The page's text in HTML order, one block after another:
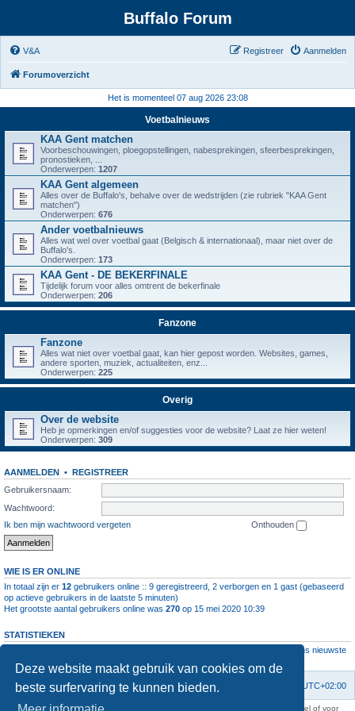
Deze website maakt gebruik van cookies om de
beste surfervaring te kunnen bieden.
Buffalo Forum
V&A Aanmelden
Registreer
Forumoverzicht
Het is momenteel 07 aug 2026 23:08
Voetbalnieuws
KAA Gent matchen
Voorbeschouwingen, ploegopstellingen, nabesprekingen, sfeerbesprekingen,
pronostieken, ...
Onderwerpen: 1207
KAA Gent algemeen
Alles over de Buffalo's, behalve over de wedstrijden (zie rubriek "KAA Gent
matchen")
Onderwerpen: 676
Ander voetbalnieuws
Alles wat wel over voetbal gaat (Belgisch & internationaal), maar niet over de
Buffalo's.
Onderwerpen: 173
KAA Gent - DE BEKERFINALE
Tijdelijk forum voor alles omtrent de bekerfinale
Onderwerpen: 206
Fanzone
Fanzone
Alles wat niet over voetbal gaat, kan hier gepost worden. Websites, games,
andere sporten, muziek, actualiteiten, enz...
Onderwerpen: 225
Overig
Over de website
Heb je opmerkingen en/of suggesties voor de website? Laat ze hier weten!
Onderwerpen: 309
AANMELDEN • REGISTREER
Gebruikersnaam:
Wachtwoord:
Ik ben mijn wachtwoord vergeten
Onthouden
WIE IS ER ONLINE
In totaal zijn er 12 gebruikers online :: 9 geregistreerd, 2 verborgen en 1 gast (gebaseerd
op actieve gebruikers in de laatste 5 minuten)
Het grootste aantal gebruikers online was 270 op 15 mei 2020 10:39
STATISTIEKEN
• Ons nieuwste
Forumoverzicht UTC+02:00
Verwijder cookies
Contact
KAA Gent kan nooit aansprakelijk worden gesteld voor om het even welk nadeel of voor